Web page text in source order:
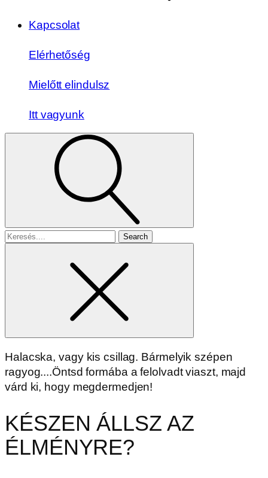
Kapcsolat
Elérhetőség
Mielőtt elindulsz
Itt vagyunk
Search
Halacska, vagy kis csillag. Bármelyik szépen
ragyog....Öntsd formába a felolvadt viaszt, majd
várd ki, hogy megdermedjen!
KÉSZEN ÁLLSZ AZ
ÉLMÉNYRE?